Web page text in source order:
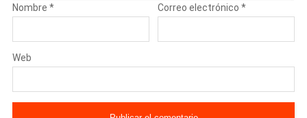
Nombre * Correo electrónico*
Web